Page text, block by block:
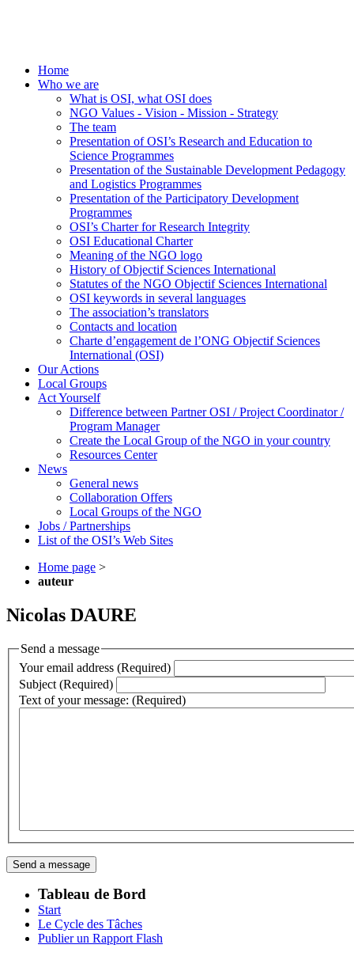
Home
Who we are
What is OSI, what OSI does
NGO Values - Vision - Mission - Strategy
The team
Presentation of OSI’s Research and Education to
Science Programmes
Presentation of the Sustainable Development Pedagogy
and Logistics Programmes
Presentation of the Participatory Development
Programmes
OSI’s Charter for Research Integrity
OSI Educational Charter
Meaning of the NGO logo
History of Objectif Sciences International
Statutes of the NGO Objectif Sciences International
OSI keywords in several languages
The association’s translators
Contacts and location
Charte d’engagement de l’ONG Objectif Sciences
International (OSI)
Our Actions
Local Groups
Act Yourself
Difference between Partner OSI / Project Coordinator /
Program Manager
Create the Local Group of the NGO in your country
Resources Center
News
General news
Collaboration Offers
Local Groups of the NGO
Jobs / Partnerships
List of the OSI’s Web Sites
Home page >
auteur
Nicolas DAURE
Send a message
Your email address (Required)
Subject (Required)
Text of your message: (Required)
Tableau de Bord
Start
Le Cycle des Tâches
Publier un Rapport Flash